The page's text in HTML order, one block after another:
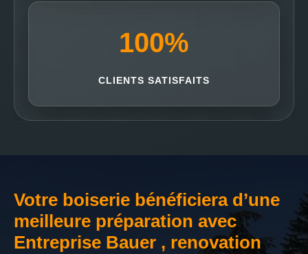
100%
CLIENTS SATISFAITS
Votre boiserie bénéficiera d’une
meilleure préparation avec
Entreprise Bauer , renovation